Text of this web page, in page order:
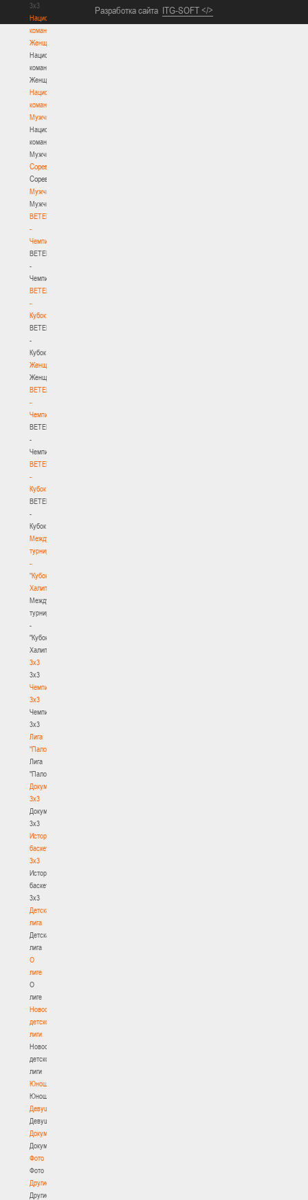
3х3
Национальная
команда.
Женщины
Национальная
команда.
Женщины
Национальная
команда.
Мужчины
Национальная
команда.
Мужчины
Соревнования
Соревнования
Мужчины
Мужчины
BETERA
-
Чемпионат
BETERA
-
Чемпионат
BETERA
-
Кубок
BETERA
-
Кубок
Женщины
Женщины
BETERA
-
Чемпионат
BETERA
-
Чемпионат
BETERA
-
Кубок
BETERA
-
Кубок
Международный
турнир
-
"Кубок
Халипского"
Международный
турнир
-
"Кубок
Халипского"
3x3
3x3
Чемпионат
3х3
Чемпионат
3х3
Лига
"Палова"
Лига
"Палова"
Документы
3х3
Документы
3х3
История
баскетбола
3х3
История
баскетбола
3х3
Детская
лига
Детская
лига
О
лиге
О
лиге
Новости
детской
лиги
Новости
детской
лиги
Юноши
Юноши
Девушки
Девушки
Документы
Документы
Фото
Фото
Другие
Другие
Разработка сайта ITG-SOFT </>